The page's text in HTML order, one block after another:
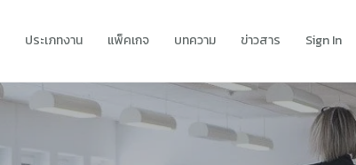
ประเภทงาน แพ็คเกจ บทความ ข่าวสาร Sign In